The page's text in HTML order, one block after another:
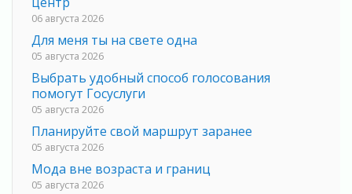
06 августа 2026
Для меня ты на свете одна
05 августа 2026
Выбрать удобный способ голосования
помогут Госуслуги
05 августа 2026
Планируйте свой маршрут заранее
05 августа 2026
Мода вне возраста и границ
05 августа 2026